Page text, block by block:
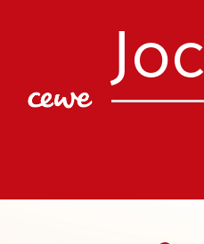
Joc